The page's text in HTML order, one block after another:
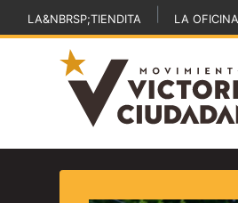
LA&NBRSP;TIENDITA LA